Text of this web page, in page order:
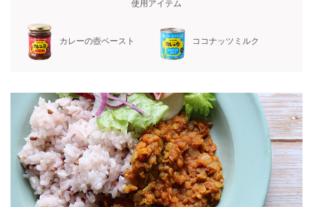
使用アイテム
カレーの壺ペースト ココナッツミルク